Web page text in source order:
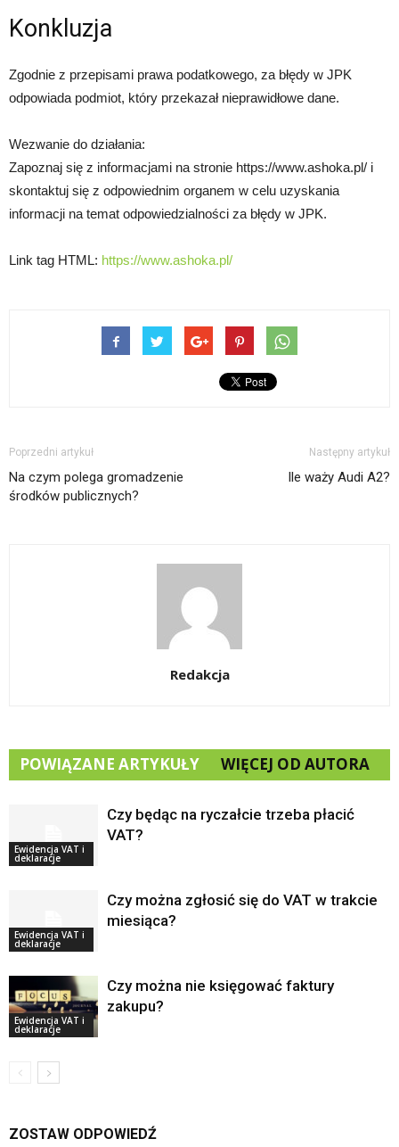
Konkluzja
Zgodnie z przepisami prawa podatkowego, za błędy w JPK
odpowiada podmiot, który przekazał nieprawidłowe dane.
Wezwanie do działania:
Zapoznaj się z informacjami na stronie https://www.ashoka.pl/ i
skontaktuj się z odpowiednim organem w celu uzyskania
informacji na temat odpowiedzialności za błędy w JPK.
Link tag HTML: https://www.ashoka.pl/
Poprzedni artykuł
Na czym polega gromadzenie
środków publicznych?
Następny artykuł
Ile waży Audi A2?
Redakcja
POWIĄZANE ARTYKUŁY WIĘCEJ OD AUTORA
Ewidencja VAT i
deklaracje
Czy będąc na ryczałcie trzeba płacić
VAT?
Ewidencja VAT i
deklaracje
Czy można zgłosić się do VAT w trakcie
miesiąca?
Ewidencja VAT i
deklaracje
Czy można nie księgować faktury
zakupu?
ZOSTAW ODPOWIEDŹ